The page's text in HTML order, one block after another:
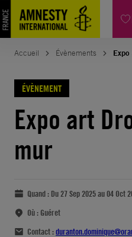
Accueil Évènements
ÉVÈNEMENT
Expo art
mur
Quand : Du 27 Sep 2025 au 04 Oct
Où : Guéret
Contact :